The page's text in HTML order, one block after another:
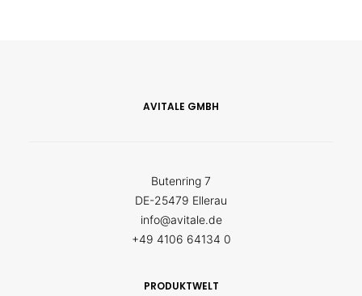
AVITALE GMBH
Butenring 7
DE-25479 Ellerau
info@avitale.de
+49 4106 64134 0
PRODUKTWELT